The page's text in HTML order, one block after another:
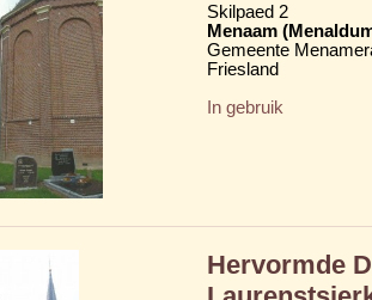
Skilpaed 2
Menaam
Gemeente
Friesland
In gebruik
Hervormde